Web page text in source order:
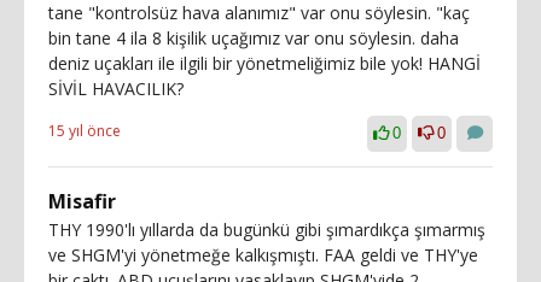
tane "kontrolsüz hava alanımız" var onu söylesin. "kaç
bin tane 4 ila 8 kişilik uçağımız var onu söylesin. daha
deniz uçakları ile ilgili bir yönetmeliğimiz bile yok! HANGİ
SİVİL HAVACILIK?
15 yıl önce 0 0
Misafir
THY 1990'lı yıllarda da bugünkü gibi şımardıkça şımarmış
ve SHGM'yi yönetmeğe kalkışmıştı. FAA geldi ve THY'ye